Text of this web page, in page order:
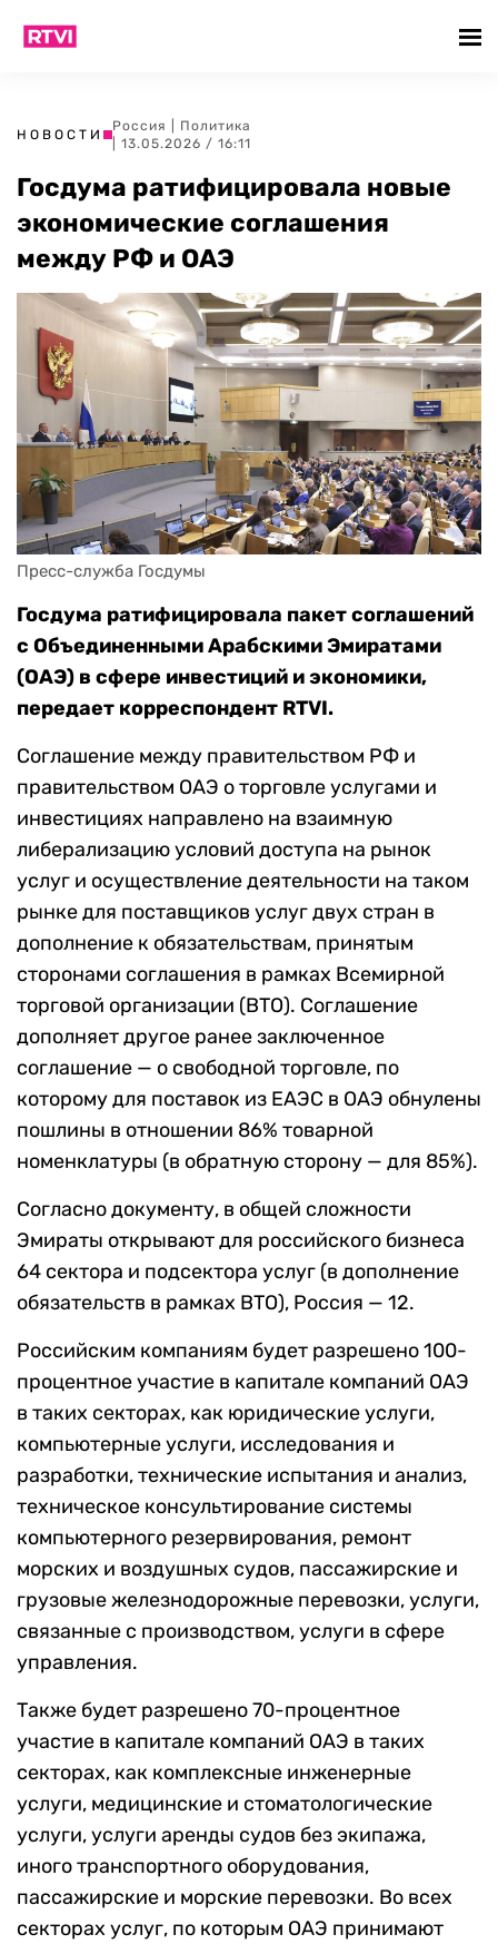
НОВОСТИ
Россия
Политика
| 13.05.2026 / 16:11
Госдума ратифицировала новые
экономические соглашения
между РФ и ОАЭ
Пресс-служба Госдумы
Госдума ратифицировала пакет соглашений
с Объединенными Арабскими Эмиратами
(ОАЭ) в сфере инвестиций и экономики,
передает корреспондент RTVI.
Соглашение между правительством РФ и
правительством ОАЭ о торговле услугами и
инвестициях направлено на взаимную
либерализацию условий доступа на рынок
услуг и осуществление деятельности на таком
рынке для поставщиков услуг двух стран в
дополнение к обязательствам, принятым
сторонами соглашения в рамках Всемирной
торговой организации (ВТО). Соглашение
дополняет другое ранее заключенное
соглашение — о свободной торговле, по
которому для поставок из ЕАЭС в ОАЭ обнулены
пошлины в отношении 86% товарной
номенклатуры (в обратную сторону — для 85%).
Согласно документу, в общей сложности
Эмираты открывают для российского бизнеса
64 сектора и подсектора услуг (в дополнение
обязательств в рамках ВТО), Россия — 12.
Российским компаниям будет разрешено 100-
процентное участие в капитале компаний ОАЭ
в таких секторах, как юридические услуги,
компьютерные услуги, исследования и
разработки, технические испытания и анализ,
техническое консультирование системы
компьютерного резервирования, ремонт
морских и воздушных судов, пассажирские и
грузовые железнодорожные перевозки, услуги,
связанные с производством, услуги в сфере
управления.
Также будет разрешено 70-процентное
участие в капитале компаний ОАЭ в таких
секторах, как комплексные инженерные
услуги, медицинские и стоматологические
услуги, услуги аренды судов без экипажа,
иного транспортного оборудования,
пассажирские и морские перевозки. Во всех
секторах услуг, по которым ОАЭ принимают